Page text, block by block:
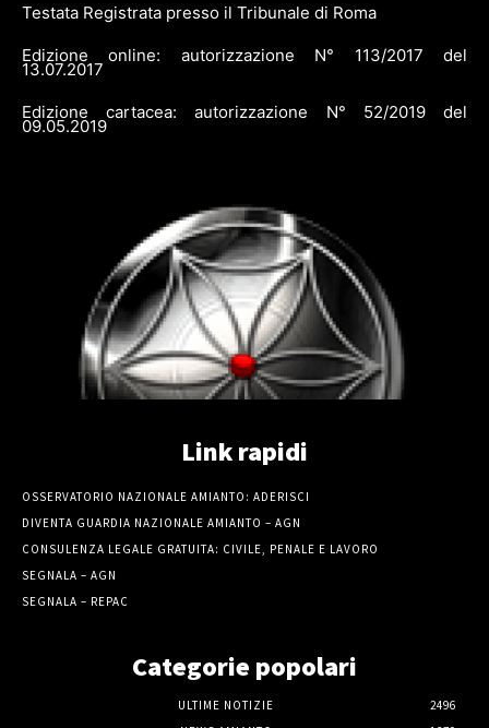
Testata Registrata presso il Tribunale di Roma
Edizione online: autorizzazione N° 113/2017 del
13.07.2017
Edizione cartacea: autorizzazione N° 52/2019 del
09.05.2019
Link rapidi
OSSERVATORIO NAZIONALE AMIANTO: ADERISCI
DIVENTA GUARDIA NAZIONALE AMIANTO – AGN
CONSULENZA LEGALE GRATUITA: CIVILE, PENALE E LAVORO
SEGNALA – AGN
SEGNALA – REPAC
Categorie popolari
ULTIME NOTIZIE
2496